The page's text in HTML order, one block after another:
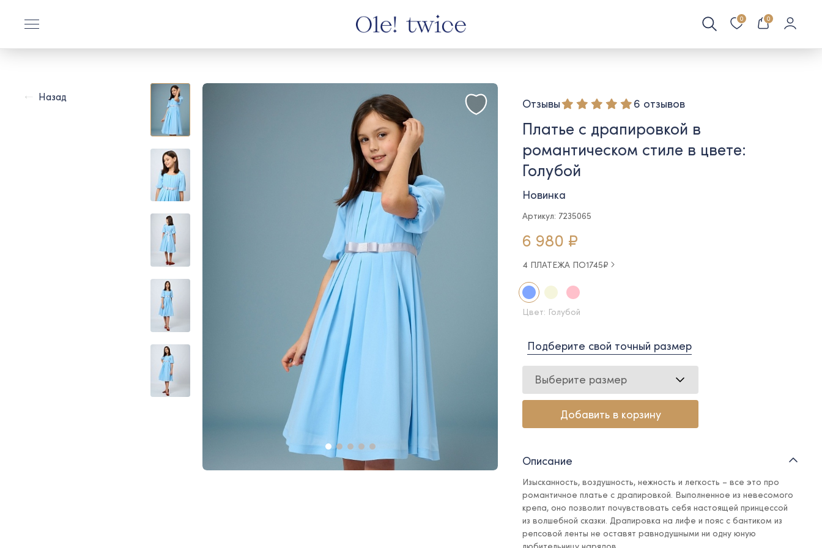
0 0
Назад Отзывы 6 отзывов
Платье с драпировкой в
романтическом стиле в цвете:
Голубой
Новинка
Артикул: 7235065
6 980 ₽
4 ПЛАТЕЖА ПО1745₽
Цвет: Голубой
Подберите свой точный размер
Выберите размер
Добавить в корзину
Описание
Изысканность, воздушность, нежность и легкость – все это про
романтичное платье с драпировкой. Выполненное из невесомого
крепа, оно позволит почувствовать себя настоящей принцессой
из волшебной сказки. Драпировка на лифе и пояс с бантиком из
репсовой ленты не оставят равнодушными ни одну юную